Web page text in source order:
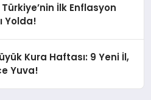
İlk Enflasyon
Yolda!
Kura Haftası: 9 Yeni İl,
Yuva!